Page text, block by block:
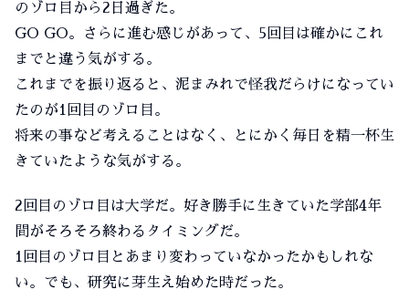
のゾロ目から2日過ぎた。
GO GO。さらに進む感じがあって、5回目は確かにこれ
までと違う気がする。
これまでを振り返ると、泥まみれで怪我だらけになってい
たのが1回目のゾロ目。
将来の事など考えることはなく、とにかく毎日を精一杯生
きていたような気がする。
2回目のゾロ目は大学だ。好き勝手に生きていた学部4年
間がそろそろ終わるタイミングだ。
1回目のゾロ目とあまり変わっていなかったかもしれな
い。でも、研究に芽生え始めた時だった。